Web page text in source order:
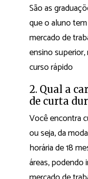
São as
que o aluno
mercado de
ensino
curso rápido
2. Qual a
de curta
Você encontra
ou seja, da
horária de 18
áreas, podendo